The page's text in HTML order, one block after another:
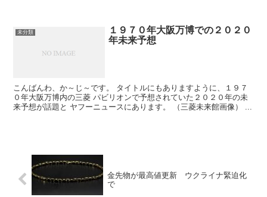
未分類
１９７０年大阪万博での２０２０
年未来予想
こんばんわ、か～じ～です。 タイトルにもありますように、１９７
０年大阪万博内の三菱 パビリオンで予想されていた２０２０年の未
来予想が話題と ヤフーニュースにあります。 （三菱未来館画像） ...
金先物が最高値更新 ウクライナ緊迫化
で